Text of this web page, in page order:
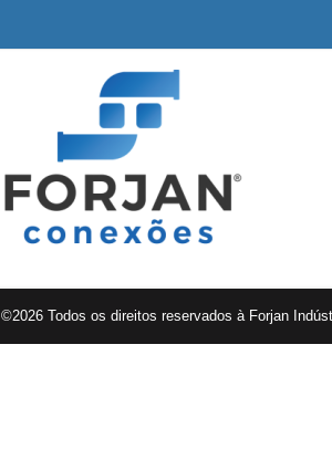
©2026 Todos os direitos reservados à Forjan